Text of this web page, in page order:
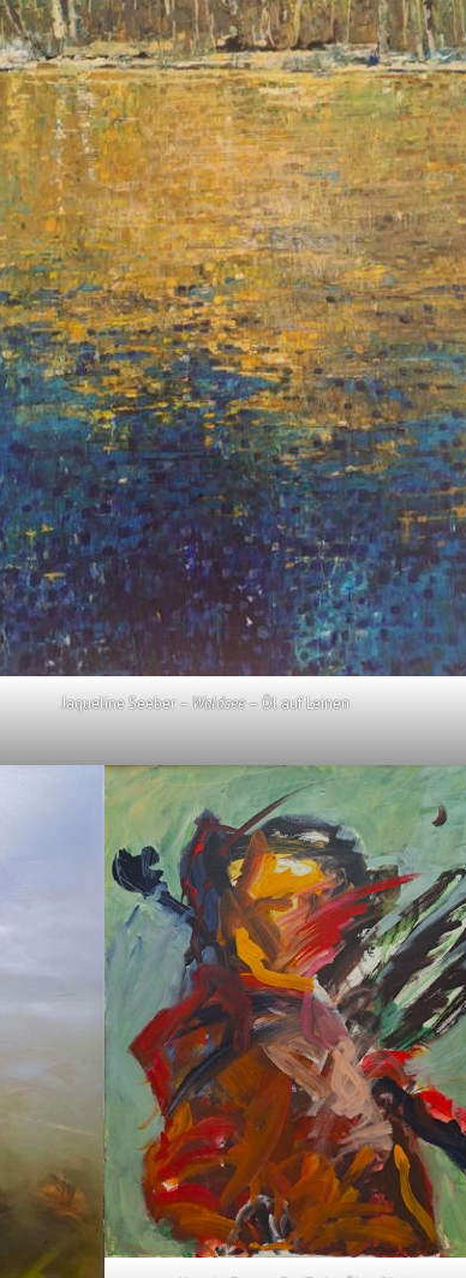
Jaqueline Seeber – Waldsee– Öl auf Leinen